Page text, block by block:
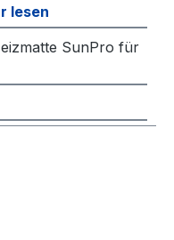
lesen
SunPro für